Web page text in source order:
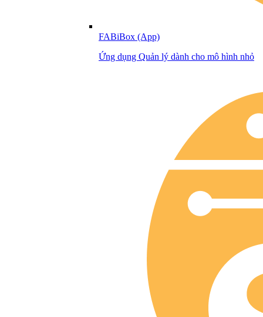
FABiBox (App)
Ứng dụng Quản lý dành cho mô hình nhỏ